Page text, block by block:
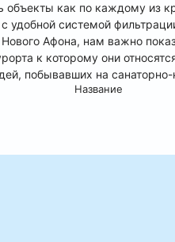
объекты как по каждому из
удобной системой
Нового Афона, нам важно
к которому они
побывавших на
Название